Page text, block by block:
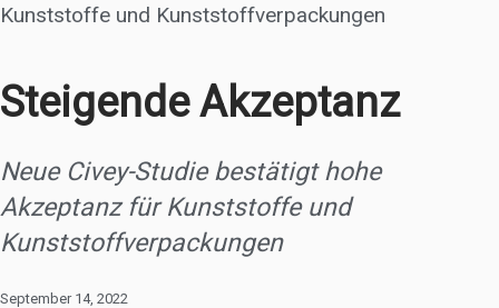
Kunststoffe und Kunststoffverpackungen
Steigende Akzeptanz
Neue Civey-Studie bestätigt hohe
Akzeptanz für Kunststoffe und
Kunststoffverpackungen
September 14, 2022